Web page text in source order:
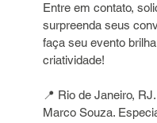
Entre em contato,
surpreenda seus
faça seu evento
criatividade!
📍 Rio de Janeiro,
Marco Souza.